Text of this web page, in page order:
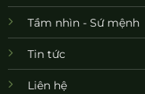
Tầm nhìn - Sứ mệnh
Tin tức
Liên hệ